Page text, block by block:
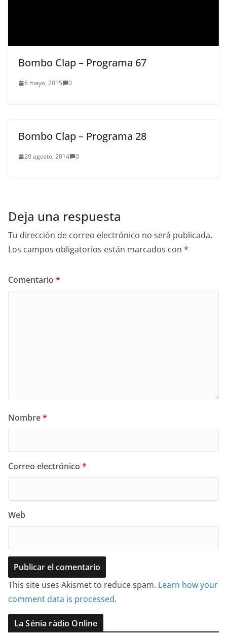
Bombo Clap – Programa 67
6 mayo, 2015 0
Bombo Clap – Programa 28
20 agosto, 2014 0
Deja una respuesta
Tu dirección de correo electrónico no será publicada.
Los campos obligatorios están marcados con *
Comentario *
Nombre*
Correo electrónico *
Web
This site uses Akismet to reduce spam. Learn how your
comment data is processed.
La Sénia ràdio Online